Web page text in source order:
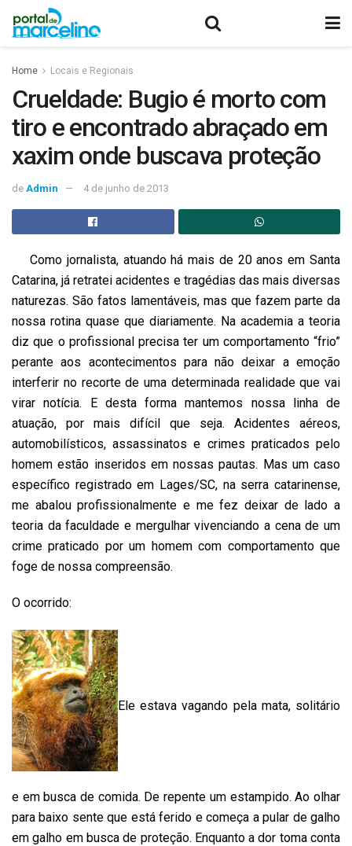
Home Locais e Regionais
Crueldade: Bugio é morto com
tiro e encontrado abraçado em
xaxim onde buscava proteção
de Admin 4 de junho de 2013
Como jornalista, atuando há mais de 20 anos em Santa
Catarina, já retratei acidentes e tragédias das mais diversas
naturezas. São fatos lamentáveis, mas que fazem parte da
nossa rotina quase que diariamente. Na academia a teoria
diz que o profissional precisa ter um comportamento “frio”
perante aos acontecimentos para não deixar a emoção
interferir no recorte de uma determinada realidade que vai
virar notícia. E desta forma mantemos nossa linha de
atuação, por mais difícil que seja. Acidentes aéreos,
automobilísticos, assassinatos e crimes praticados pelo
homem estão inseridos em nossas pautas. Mas um caso
específico registrado em Lages/SC, na serra catarinense,
me abalou profissionalmente e me fez deixar de lado a
teoria da faculdade e mergulhar vivenciando a cena de um
crime praticado por um homem com comportamento que
foge de nossa compreensão.
O ocorrido:
Ele estava vagando pela mata, solitário
e em busca de comida. De repente um estampido. Ao olhar
para baixo sente que está ferido e começa a pular de galho
em galho em busca de proteção. Enquanto a dor toma conta